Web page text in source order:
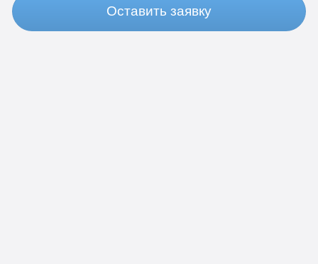
Оставить заявку